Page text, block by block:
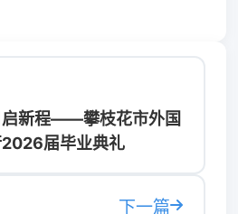
启新程——攀枝花市外国
届毕业典礼
下一篇